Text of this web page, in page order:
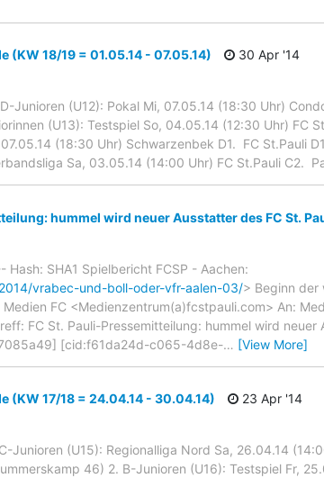
(KW 18/19 = 01.05.14 - 07.05.14)
30 Apr '14
Junioren (U12): Pokal Mi, 07.05.14 (18:30 Uhr)
(U13): Testspiel So, 04.05.14 (12:30 Uhr) FC
(18:30 Uhr) Schwarzenbek D1.  FC St.Pauli
Sa, 03.05.14 (14:00 Uhr) FC St.Pauli C2. 
hummel wird neuer Ausstatter des FC St.
Hash: SHA1 Spielbericht FCSP - Aachen:
vrabec-und-boll-oder-vfr-aalen-03/> Beginn der
FC <Medienzentrum(a)fcstpauli.com> An:
FC St. Pauli-Pressemitteilung: hummel wird neuer
[cid:f61da24d-c065-4d8e-… [View More]
(KW 17/18 = 24.04.14 - 30.04.14)
23 Apr '14
Junioren (U15): Regionalliga Nord Sa, 26.04.14
46) 2. B-Junioren (U16): Testspiel Fr,